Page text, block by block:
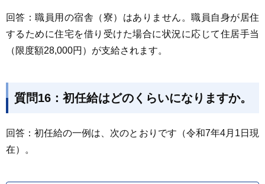
回答：職員用の宿舎（寮）はありません。職員自身が居住
するために住宅を借り受けた場合に状況に応じて住居手当
（限度額28,000円）が支給されます。
質問16：初任給はどのくらいになりますか。
回答：初任給の一例は、次のとおりです（令和7年4月1日現
在）。